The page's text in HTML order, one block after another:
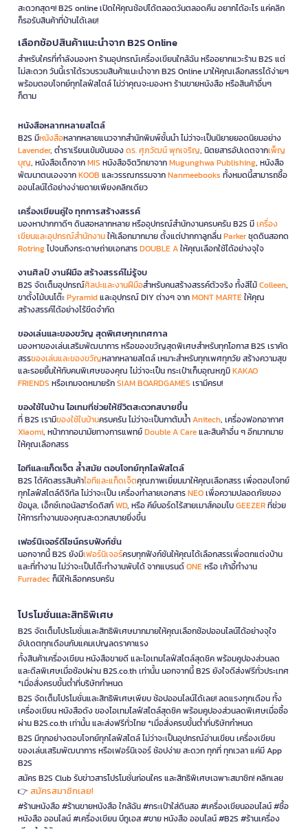
สะดวกสุดๆ! B2S online เปิดให้คุณช้อปได้ตลอดวันตลอดคืน อยากได้อะไร แค่คลิก
ก็รอรับสินค้าที่บ้านได้เลย!
เลือกช้อปสินค้าแนะนำจาก B2S Online
สำหรับใครที่กำลังมองหา ร้านอุปกรณ์เครื่องเขียนใกล้ฉัน หรืออยากแวะร้าน B2S แต่
ไม่สะดวก วันนี้เราได้รวบรวมสินค้าแนะนำจาก B2S Online มาให้คุณเลือกสรรได้ง่ายๆ
พร้อมตอบโจทย์ทุกไลฟ์สไตล์ ไม่ว่าคุณจะมองหา ร้านขายหนังสือ หรือสินค้าอื่นๆ
ก็ตาม
หนังสือหลากหลายสไตล์
B2S มีหนังสือหลากหลายแนวจากสำนักพิมพ์ชั้นนำ ไม่ว่าจะเป็นนิยายยอดนิยมอย่าง
Lavender, ตำราเรียนเข้มข้นของดร. ศุภวัฒน์ พุกเจริญ, นิตยสารอัปเดตจากเพ็ญ
บุญ, หนังสือเด็กจากMIS หนังสือจิตวิทยาจากMugunghwa Publishing, หนังสือ
พัฒนาตนเองจากKOOB และวรรณกรรมจากNanmeebooks ทั้งหมดนี้สามารถซื้อ
ออนไลน์ได้อย่างง่ายดายเพียงคลิกเดียว
เครื่องเขียนคู่ใจ ทุกการสร้างสรรค์
มองหาปากกาดีๆ ดินสอหลากหลาย หรืออุปกรณ์สำนักงานครบครัน B2S มีเครื่อง
เขียนและอุปกรณ์สำนักงานให้เลือกมากมาย ตั้งแต่ปากกาลูกลื่นParkerชุดดินสอกด
Rotringไปจนถึงกระดาษถ่ายเอกสารDOUBLE Aให้คุณเลือกใช้ได้อย่างจุใจ
งานศิลป์ งานฝีมือ สร้างสรรค์ไม่รู้จบ
B2S จัดเต็มอุปกรณ์ศิลปะและงานฝีมือสำหรับคนสร้างสรรค์ตัวจริง ทั้งสีไม้Colleen,
ขาตั้งไม้บนโต๊ะPyramidและอุปกรณ์ DIY ต่างๆ จากMONT MARTEให้คุณ
สร้างสรรค์ได้อย่างไร้ขีดจำกัด
ของเล่นและของขวัญ สุดพิเศษทุกเทศกาล
มองหาของเล่นเสริมพัฒนาการ หรือของขวัญสุดพิเศษสำหรับทุกโอกาส B2S เราคัด
สรรของเล่นและของขวัญหลากหลายสไตล์ เหมาะสำหรับทุกเพศทุกวัย สร้างความสุข
และรอยยิ้มให้กับคนพิเศษของคุณ ไม่ว่าจะเป็น กระเป๋าเก็บอุณหภูมิKAKAO
FRIENDS หรือเกมจดหมายรักSIAM BOARDGAMES เรามีครบ!
ของใช้ในบ้าน ไอเทมที่ช่วยให้ชีวิตสะดวกสบายขึ้น
ที่ B2S เรามีของใช้ในบ้านครบครัน ไม่ว่าจะเป็นกาต้มน้ำAnitech, เครื่องฟอกอากาศ
Xiaomi, หน้ากากอนามัยทางการแพทย์Double A Careและสินค้าอื่น ๆ อีกมากมาย
ให้คุณเลือกสรร
ไอทีและแก็ดเจ็ต ล้ำสมัย ตอบโจทย์ทุกไลฟ์สไตล์
B2S ได้คัดสรรสินค้าไอทีและแก็ดเจ็ตคุณภาพเยี่ยมมาให้คุณเลือกสรร เพื่อตอบโจทย์
ทุกไลฟ์สไตล์ดิจิทัล ไม่ว่าจะเป็น เครื่องทำลายเอกสารNEOเพื่อความปลอดภัยของ
ข้อมูล, เอ็กซ์เทอนัลฮาร์ดดิสก์WD, หรือ คีย์บอร์ดไร้สายเมาส์คอมโบGEEZERที่ช่วย
ให้การทำงานของคุณสะดวกสบายยิ่งขึ้น
เฟอร์นิเจอร์ดีไซน์ครบฟังก์ชั่น
นอกจากนี้ B2S ยังมีเฟอร์นิเจอร์ครบทุกฟังก์ชันให้คุณได้เลือกสรรเพื่อตกแต่งบ้าน
และที่ทำงาน ไม่ว่าจะเป็นโต๊ะทำงานพับได้ จากแบรนด์ONEหรือ เก้าอี้ทำงาน
Furradecก็มีให้เลือกครบครัน
โปรโมชั่นและสิทธิพิเศษ
B2S จัดเต็มโปรโมชั่นและสิทธิพิเศษมากมายให้คุณเลือกช้อปออนไลน์ได้อย่างจุใจ
อัปเดตทุกเดือนกับแคมเปญลดราคาแรง
ทั้งสินค้าเครื่องเขียน หนังสือขายดี และไอเทมไลฟ์สไตล์สุดชิค พร้อมคูปองส่วนลด
และดีลพิเศษเมื่อช้อปผ่าน B2S.co.th เท่านั้น นอกจากนี้ B2S ยังใจดีส่งฟรีทั่วประเทศ
*เมื่อสั่งครบขั้นต่ำที่บริษัทกำหนด
B2S จัดเต็มโปรโมชั่นและสิทธิพิเศษเพียบ ช้อปออนไลน์ได้เลย! ลดแรงทุกเดือน ทั้ง
เครื่องเขียน หนังสือดัง ของไอเทมไลฟ์สไตล์สุดชิค พร้อมคูปองส่วนลดพิเศษเมื่อซื้อ
ผ่าน B2S.co.th เท่านั้น และส่งฟรีทั่วไทย *เมื่อสั่งครบขั้นต่ำที่บริษัทกำหนด
B2S มีทุกอย่างตอบโจทย์ทุกไลฟ์สไตล์ ไม่ว่าจะเป็นอุปกรณ์อ่านเขียน เครื่องเขียน
ของเล่นเสริมพัฒนาการ หรือเฟอร์นิเจอร์ ช้อปง่าย สะดวก ทุกที่ ทุกเวลา แค่มี App
B2S
สมัคร B2S Club รับข่าวสารโปรโมชั่นก่อนใคร และสิทธิพิเศษเฉพาะสมาชิก! คลิกเลย
👉 สมัครสมาชิกเลย!
#ร้านหนังสือ #ร้านขายหนังสือ ใกล้ฉัน #กระเป๋าใส่ดินสอ #เครื่องเขียนออนไลน์ #ซื้อ
หนังสือ ออนไลน์ #เครื่องเขียน บีทูเอส #ขาย หนังสือ ออนไลน์ #B2S #ร้านเครื่อง